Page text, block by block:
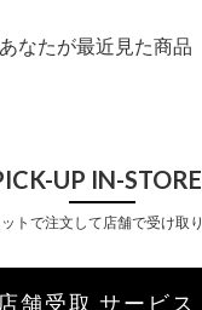
あなたが最近見た商品
UP IN-STORE
トで注文して店舗で受け取り
店舗受取 サービス